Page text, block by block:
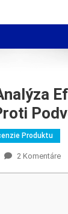
Produktu
2 KomentáreNa